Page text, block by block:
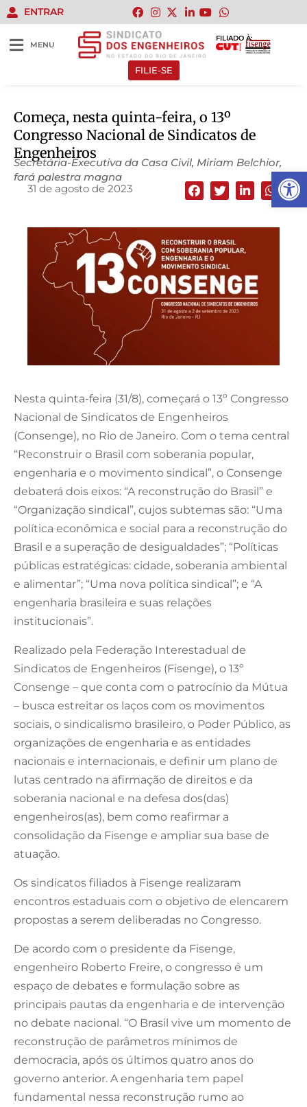
Abrir
ENTRAR
MENU
FILIADO À:
FILIE-SE
Começa, nesta quinta-feira, o 13º
Congresso Nacional de Sindicatos de
Engenheiros
Secretária-Executiva da Casa Civil, Miriam Belchior,
fará palestra magna
31 de agosto de 2023
Nesta quinta-feira (31/8), começará o 13º Congresso
Nacional de Sindicatos de Engenheiros
(Consenge), no Rio de Janeiro. Com o tema central
“Reconstruir o Brasil com soberania popular,
engenharia e o movimento sindical”, o Consenge
debaterá dois eixos: “A reconstrução do Brasil” e
“Organização sindical”, cujos subtemas são: “Uma
política econômica e social para a reconstrução do
Brasil e a superação de desigualdades”; “Políticas
públicas estratégicas: cidade, soberania ambiental
e alimentar”; “Uma nova política sindical”; e “A
engenharia brasileira e suas relações
institucionais”.
Realizado pela Federação Interestadual de
Sindicatos de Engenheiros (Fisenge), o 13º
Consenge – que conta com o patrocínio da Mútua
– busca estreitar os laços com os movimentos
sociais, o sindicalismo brasileiro, o Poder Público, as
organizações de engenharia e as entidades
nacionais e internacionais, e definir um plano de
lutas centrado na afirmação de direitos e da
soberania nacional e na defesa dos(das)
engenheiros(as), bem como reafirmar a
consolidação da Fisenge e ampliar sua base de
atuação.
Os sindicatos filiados à Fisenge realizaram
encontros estaduais com o objetivo de elencarem
propostas a serem deliberadas no Congresso.
De acordo com o presidente da Fisenge,
engenheiro Roberto Freire, o congresso é um
espaço de debates e formulação sobre as
principais pautas da engenharia e de intervenção
no debate nacional. “O Brasil vive um momento de
reconstrução de parâmetros mínimos de
democracia, após os últimos quatro anos do
governo anterior. A engenharia tem papel
fundamental nessa reconstrução rumo ao